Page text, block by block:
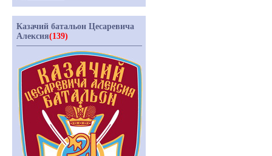
Казачий батальон Цесаревича
Алексия(139)